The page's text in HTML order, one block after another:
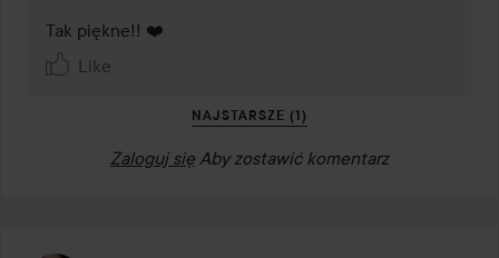
Tak piękne!! ❤️
Like
NAJSTARSZE (1)
Zaloguj się Aby zostawić komentarz